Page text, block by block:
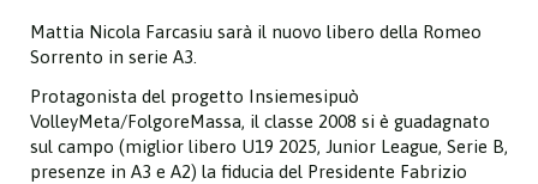
Mattia Nicola Farcasiu sarà il nuovo libero della Romeo
Sorrento in serie A3.
Protagonista del progetto Insiemesipuò
VolleyMeta/FolgoreMassa, il classe 2008 si è guadagnato
sul campo (miglior libero U19 2025, Junior League, Serie B,
presenze in A3 e A2) la fiducia del Presidente Fabrizio